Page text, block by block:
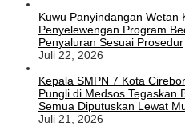
Kuwu Panyindangan Wetan
Penyelewengan Program
Penyaluran Sesuai Prosedur
Juli 22, 2026
Kepala SMPN 7 Kota
Pungli di Medsos Tegaskan
Semua Diputuskan Lewat
Juli 21, 2026